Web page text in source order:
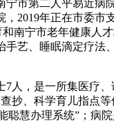
市第二人平易近
2019年正在市委
南宁市老年健康
艺、睡眠滴定疗
，是一所集医疗
抄、科学育儿指点
慧办理系统”；